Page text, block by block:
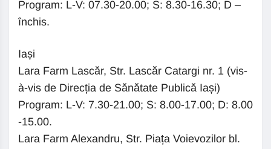
Program: L-V: 07.30-20.00; S: 8.30-16.30; D –
închis.
Iași
Lara Farm Lascăr, Str. Lascăr Catargi nr. 1 (vis-
à-vis de Direcția de Sănătate Publică Iași)
Program: L-V: 7.30-21.00; S: 8.00-17.00; D: 8.00
-15.00.
Lara Farm Alexandru, Str. Piața Voievozilor bl.